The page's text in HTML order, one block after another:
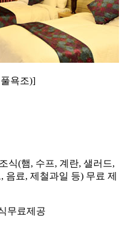
욕조)]
식(햄, 수프, 계란, 샐러드,
음료, 제철과일 등) 무료 제
무료제공